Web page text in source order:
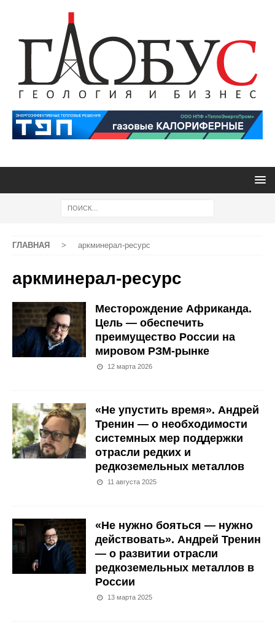
ГЛАВНАЯ > аркминерал-ресурс
аркминерал-ресурс
Месторождение Африканда.
Цель — обеспечить
преимущество России на
мировом РЗМ-рынке
12 марта 2026
«Не упустить время». Андрей
Тренин — о необходимости
системных мер поддержки
отрасли редких и
редкоземельных металлов
11 августа 2025
«Не нужно бояться — нужно
действовать». Андрей Тренин
— о развитии отрасли
редкоземельных металлов в
России
13 марта 2025